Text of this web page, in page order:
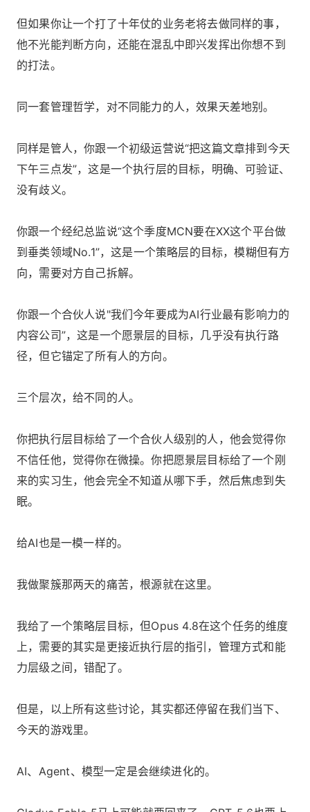
但如果你让一个打了十年仗的业务老将去做同样的事，
他不光能判断方向，还能在混乱中即兴发挥出你想不到
的打法。
同一套管理哲学，对不同能力的人，效果天差地别。
同样是管人，你跟一个初级运营说“把这篇文章排到今天
下午三点发”，这是一个执行层的目标，明确、可验证、
没有歧义。
你跟一个经纪总监说“这个季度MCN要在XX这个平台做
到垂类领域No.1”，这是一个策略层的目标，模糊但有方
向，需要对方自己拆解。
你跟一个合伙人说"我们今年要成为AI行业最有影响力的
内容公司”，这是一个愿景层的目标，几乎没有执行路
径，但它锚定了所有人的方向。
三个层次，给不同的人。
你把执行层目标给了一个合伙人级别的人，他会觉得你
不信任他，觉得你在微操。你把愿景层目标给了一个刚
来的实习生，他会完全不知道从哪下手，然后焦虑到失
眠。
给AI也是一模一样的。
我做聚簇那两天的痛苦，根源就在这里。
我给了一个策略层目标，但Opus 4.8在这个任务的维度
上，需要的其实是更接近执行层的指引，管理方式和能
力层级之间，错配了。
但是，以上所有这些讨论，其实都还停留在我们当下、
今天的游戏里。
AI、Agent、模型一定是会继续进化的。